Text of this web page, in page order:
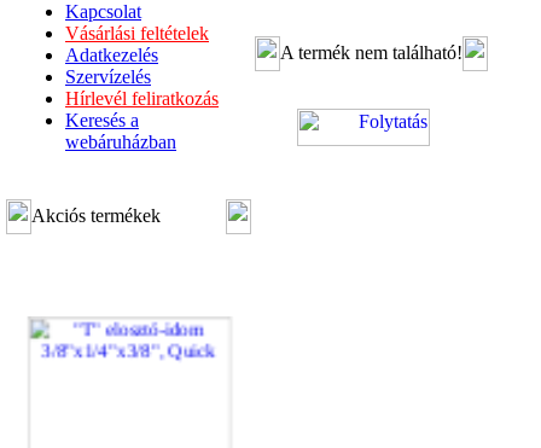
Kapcsolat
Vásárlási feltételek
Adatkezelés
Szervízelés
Hírlevél feliratkozás
Keresés a
webáruházban
Akciós termékek
A termék nem található!